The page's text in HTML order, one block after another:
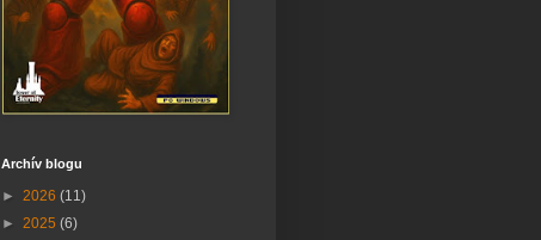
Archív blogu
► 2026 (11)
► 2025 (6)